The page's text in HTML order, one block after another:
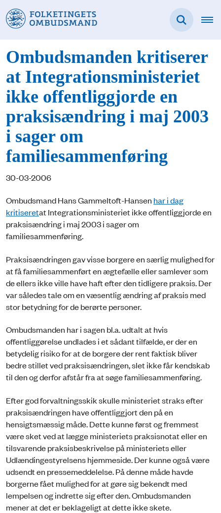
Ombudsmanden kritiserer
at Integrationsministeriet
ikke offentliggjorde en
praksisændring i maj 2003
i sager om
familiesammenføring
30-03-2006
Ombudsmand Hans Gammeltoft-Hansen har i dag
kritiseretat Integrationsministeriet ikke offentliggjorde en
praksisændring i maj 2003 i sager om
familiesammenføring.
Praksisændringen gav visse borgere en særlig mulighed for
at få familiesammenført en ægtefælle eller samlever som
de ellers ikke ville have haft efter den tidligere praksis. Der
var således tale om en væsentlig ændring af praksis med
stor betydning for de berørte personer.
Ombudsmanden har i sagen bl.a. udtalt at hvis
offentliggørelse undlades i et sådant tilfælde, er der en
betydelig risiko for at de borgere der rent faktisk bliver
bedre stillet ved praksisændringen, slet ikke får kendskab
til den og derfor afstår fra at søge familiesammenføring.
Efter god forvaltningsskik skulle ministeriet straks efter
praksisændringen have offentliggjort den på en
hensigtsmæssig måde. Dette kunne først og fremmest
være sket ved at lægge ministeriets praksisnotat eller en
tilsvarende praksisbeskrivelse på ministeriets eller
Udlændingestyrelsens hjemmeside. Der kunne også være
udsendt en pressemeddelelse. På denne måde havde
borgerne fået mulighed for at gøre sig bekendt med
lempelsen og indrette sig efter den. Ombudsmanden
mener at det er beklageligt at dette ikke skete.